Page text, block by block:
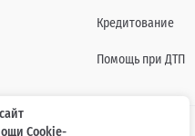
Кредитование
Помощь при ДТП
Cookie-